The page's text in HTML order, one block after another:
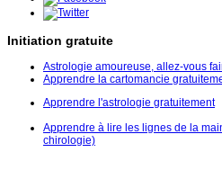
Initiation gratuite
Astrologie amoureuse, allez-vous
Apprendre la cartomancie
Apprendre l'astrologie gratuitement
Apprendre à lire les lignes de la
chirologie)